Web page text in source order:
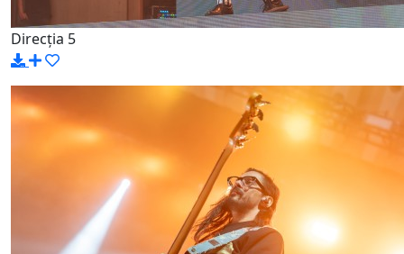
Direcția 5